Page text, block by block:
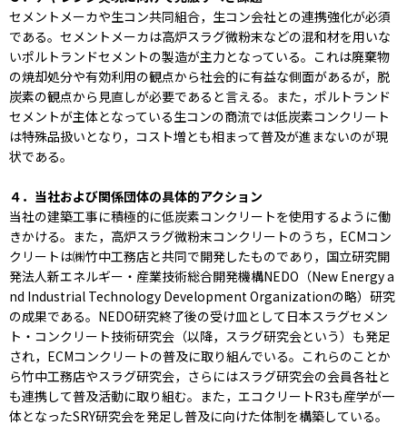
セメントメーカや生コン共同組合，生コン会社との連携強化が必須
である。セメントメーカは高炉スラグ微粉末などの混和材を用いな
いポルトランドセメントの製造が主力となっている。これは廃棄物
の焼却処分や有効利用の観点から社会的に有益な側面があるが，脱
炭素の観点から見直しが必要であると言える。また，ポルトランド
セメントが主体となっている生コンの商流では低炭素コンクリート
は特殊品扱いとなり，コスト増とも相まって普及が進まないのが現
状である。
４．当社および関係団体の具体的アクション
当社の建築工事に積極的に低炭素コンクリートを使用するように働
きかける。また，高炉スラグ微粉末コンクリートのうち，ECMコン
クリートは㈱竹中工務店と共同で開発したものであり，国立研究開
発法人新エネルギー・産業技術総合開発機構NEDO（New Energy a
nd Industrial Technology Development Organizationの略）研究
の成果である。NEDO研究終了後の受け皿として日本スラグセメン
ト・コンクリート技術研究会（以降，スラグ研究会という）も発足
され，ECMコンクリートの普及に取り組んでいる。これらのことか
ら竹中工務店やスラグ研究会，さらにはスラグ研究会の会員各社と
も連携して普及活動に取り組む。また，エコクリートR3も産学が一
体となったSRY研究会を発足し普及に向けた体制を構築している。